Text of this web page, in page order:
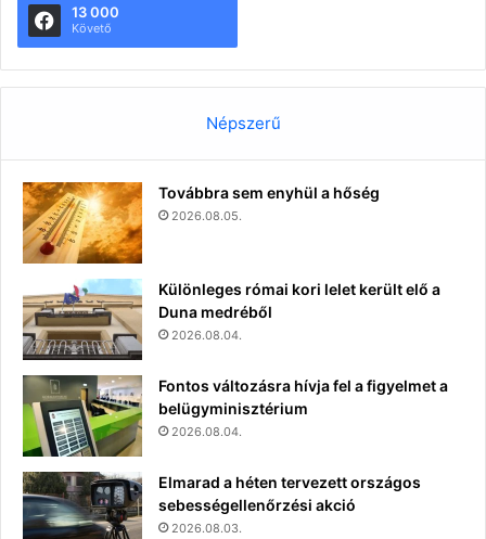
13 000
Követő
Népszerű
Továbbra sem enyhül a hőség
2026.08.05.
Különleges római kori lelet került elő a
Duna medréből
2026.08.04.
Fontos változásra hívja fel a figyelmet a
belügyminisztérium
2026.08.04.
Elmarad a héten tervezett országos
sebességellenőrzési akció
2026.08.03.